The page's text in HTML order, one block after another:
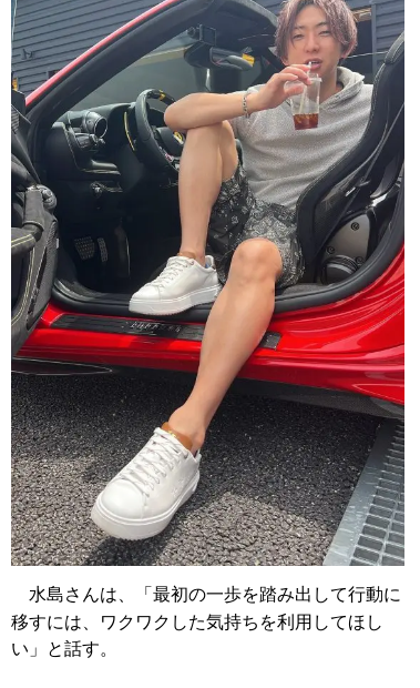
水島さんは、「最初の一歩を踏み出して行動に
移すには、ワクワクした気持ちを利用してほし
い」と話す。